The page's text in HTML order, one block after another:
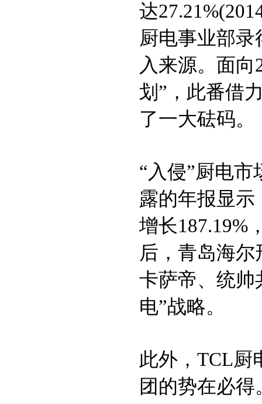
达
厨电事业部
入来源。面
划”，此番借
了一大砝码。
“入侵”厨电
露的年报显示
增长187.19%
后，青岛海
卡萨帝、统帅
电”战略。
此外，TCL厨
团的势在必得